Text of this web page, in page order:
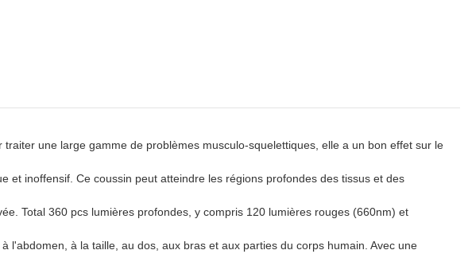
une large gamme de problèmes musculo-squelettiques, elle a un bon effet sur le
et inoffensif. Ce coussin peut atteindre les régions profondes des tissus et des
Total 360 pcs lumières profondes, y compris 120 lumières rouges (660nm) et
l'abdomen, à la taille, au dos, aux bras et aux parties du corps humain. Avec une